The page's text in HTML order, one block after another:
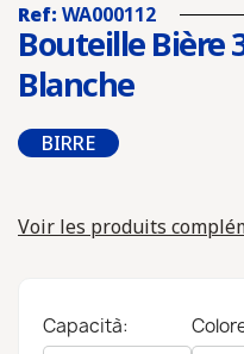
Ref: WA000112
Bouteille Bière
Blanche
BIRRE
Voir les produits
Capacità: